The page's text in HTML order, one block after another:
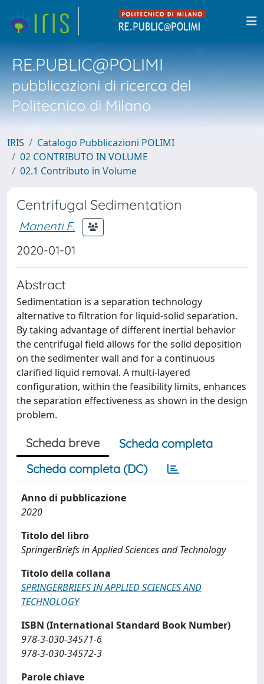
RE.PUBLIC@POLIMI
pubblicazioni di ricerca del
Politecnico di Milano
IRIS
Catalogo Pubblicazioni POLIMI
02 CONTRIBUTO IN VOLUME
02.1 Contributo in Volume
Centrifugal Sedimentation
Manenti F.
2020-01-01
Abstract
Sedimentation is a separation technology
alternative to filtration for liquid-solid separation.
By taking advantage of different inertial behavior
the centrifugal field allows for the solid deposition
on the sedimenter wall and for a continuous
clarified liquid removal. A multi-layered
configuration, within the feasibility limits, enhances
the separation effectiveness as shown in the design
problem.
Scheda breve
Scheda completa
Scheda completa (DC)
Anno di pubblicazione
2020
Titolo del libro
SpringerBriefs in Applied Sciences and Technology
Titolo della collana
SPRINGERBRIEFS IN APPLIED SCIENCES AND
TECHNOLOGY
ISBN (International Standard Book Number)
978-3-030-34571-6
978-3-030-34572-3
Parole chiave